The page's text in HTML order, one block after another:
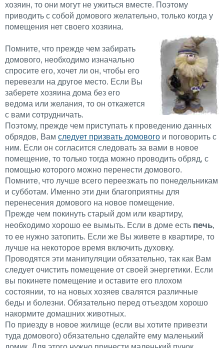
хозяин, то они могут не ужиться вместе. Поэтому
приводить с собой домового желательно, только когда у
помещения нет своего хозяина.
Помните, что прежде чем забирать
домового, необходимо изначально
спросите его, хочет ли он, чтобы его
перевезли на другое место. Если Вы
заберете хозяина дома без его
ведома или желания, то он откажется
с вами сотрудничать.
Поэтому, прежде чем приступать к проведению данных
обрядов, Вам следует призвать домового и поговорить с
ним. Если он согласится следовать за вами в новое
помещение, то только тогда можно проводить обряд, с
помощью которого можно перенести домового.
Помните, что лучше всего переезжать по понедельникам
и субботам. Именно эти дни благоприятны для
перенесения домового на новое помещение.
Прежде чем покинуть старый дом или квартиру,
необходимо хорошо ее вымыть. Если в доме есть печь,
то ее нужно затопить. Если же Вы живете в квартире, то
лучше на некоторое время включить духовку.
Проводятся эти манипуляции обязательно, так как Вам
следует очистить помещение от своей энергетики. Если
вы покинете помещение и оставите его плохом
состоянии, то на новых хозяев свалятся различные
беды и болезни. Обязательно перед отъездом хорошо
накормите домашних животных.
По приезду в новое жилище (если вы хотите привезти
туда домового) обязательно сделайте ему маленький